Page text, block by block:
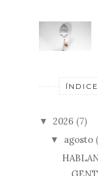
▼ 2026 (7)
▼ agosto